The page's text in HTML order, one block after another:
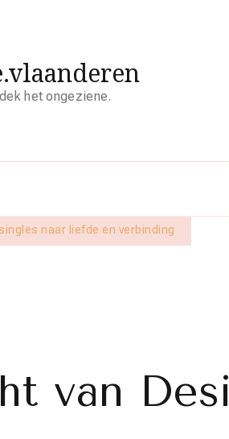
het ongeziene.
naar liefde en verbinding
van Desi